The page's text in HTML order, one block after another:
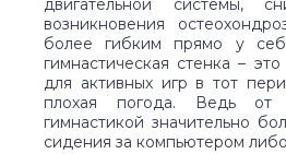
двигательной системы,
возникновения
более гибким прямо у
гимнастическая стенка –
для активных игр в тот
плохая погода. Ведь от
гимнастикой значительно
сидения за компьютером